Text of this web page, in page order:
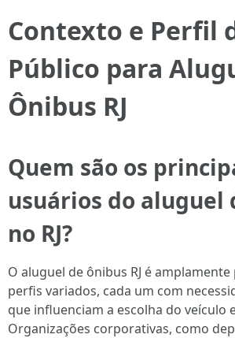
Contexto e Perfil
Público para
Ônibus RJ
Quem são os
usuários do aluguel
no RJ?
O aluguel de ônibus RJ é
perfis variados, cada um com
que influenciam a escolha do veículo
Organizações corporativas, como